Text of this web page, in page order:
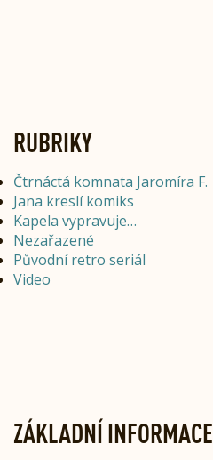
RUBRIKY
Čtrnáctá komnata Jaromíra F.
Jana kreslí komiks
Kapela vypravuje…
Nezařazené
Původní retro seriál
Video
ZÁKLADNÍ INFORMACE